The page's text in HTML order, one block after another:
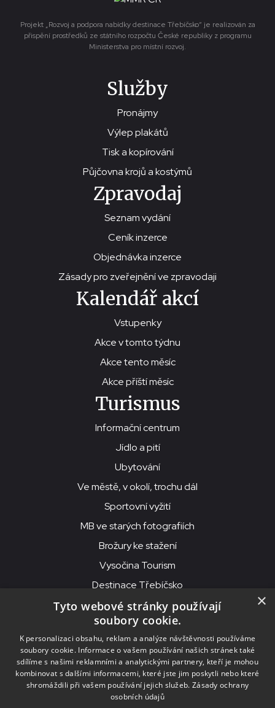
Projekt „Rozvoj a podpora nabídky destinace Třebíčsko“ je realizován za
přispění prostředků ze státního rozpočtu České republiky z programu
Ministerstva pro místní rozvoj.
Služby
Pronájmy
Výlep plakátů
Tisk a kopírování
Půjčovna krojů a kostýmů
Zpravodaj
Seznam vydání
Ceník inzerce
Objednávka inzerce
Zásady pro zveřejnění ve zpravodaji
Kalendář akcí
Vstupenky
Akce v tomto týdnu
Akce tento měsíc
Akce příští měsíc
Turismus
Informační centrum
Jídlo a pití
Ubytování
Ve městě, v okolí, trochu dál
Sportovní vyžití
MB ve starých fotografiích
Brožury ke stažení
Vysočina Tourism
Destinace Třebíčsko
© 2026MKS Beseda Mor. Budějovice
MKS Beseda, příspěvková organizace, Purcnerova 62, 676 02
Moravské Budějovice
IČO: 00091758, DIČ: CZ00091758, ID datové schránky: chjn2kd
×
Tyto webové stránky používají
soubory cookie.
K personalizaci obsahu, reklam a analýze návštěvnosti používáme
soubory cookie. Informace o vašem používání našich stránek také
sdílíme s našimi reklamními a analytickými partnery, kteří je mohou
kombinovat s dalšími informacemi, které jste jim poskytli nebo které
shromáždili při vašem používání jejich služeb. Zásady ochrany
osobních údajů